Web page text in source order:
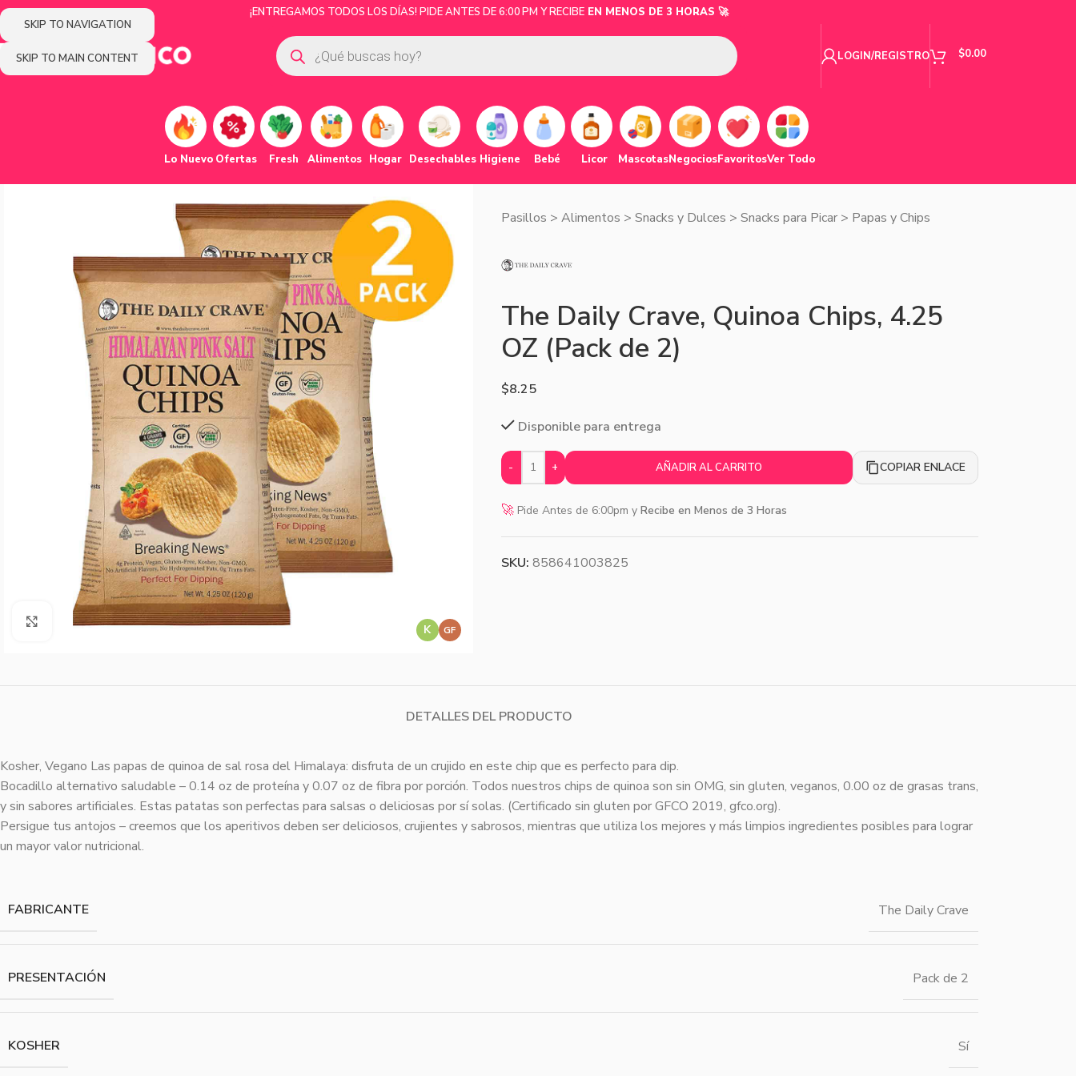
SKIP TO NAVIGATION
SKIP TO MAIN CONTENT
¡ENTREGAMOS TODOS LOS DÍAS! PIDE ANTES DE 6:00 PM Y RECIBE EN MENOS DE 3 HORAS 🚀
LOGIN/REGISTRO $0.00
Lo Nuevo Ofertas Fresh Alimentos Hogar Desechables Higiene Bebé Licor MascotasNegociosFavoritosVer Todo
K GF
Agrandar imagen
Pasillos > Alimentos > Snacks y Dulces > Snacks para Picar> Papas y Chips
The Daily Crave, Quinoa Chips, 4.25
OZ (Pack de 2)
$8.25
Disponible para entrega
- + AÑADIR AL CARRITO COPIAR ENLACE
🚀Pide Antes de 6:00pm y Recibe en Menos de 3 Horas
SKU: 858641003825
DETALLES DEL PRODUCTO
Kosher, Vegano Las papas de quinoa de sal rosa del Himalaya: disfruta de un crujido en este chip que es perfecto para dip.
Bocadillo alternativo saludable – 0.14 oz de proteína y 0.07 oz de fibra por porción. Todos nuestros chips de quinoa son sin OMG, sin gluten, veganos, 0.00 oz de grasas trans,
y sin sabores artificiales. Estas patatas son perfectas para salsas o deliciosas por sí solas. (Certificado sin gluten por GFCO 2019, gfco.org).
Persigue tus antojos – creemos que los aperitivos deben ser deliciosos, crujientes y sabrosos, mientras que utiliza los mejores y más limpios ingredientes posibles para lograr
un mayor valor nutricional.
FABRICANTE The Daily Crave
PRESENTACIÓN Pack de 2
KOSHER Sí